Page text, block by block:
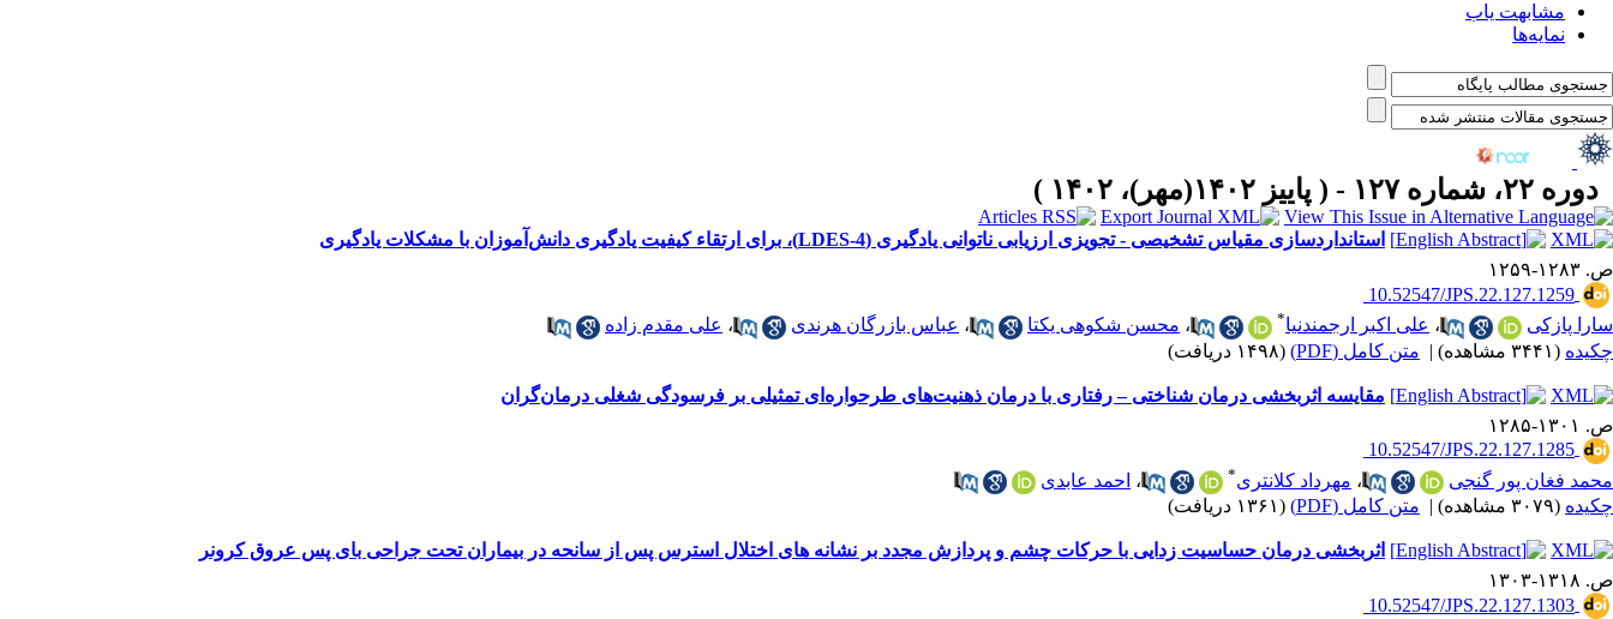
مشابهت یاب
نمایه‌ها
دوره ۲۲، شماره ۱۲۷ - ( پاییز ۱۴۰۲(مهر)، ۱۴۰۲ )
استانداردسازی مقیاس تشخیصی - تجویزی ارزیابی ناتوانی یادگیری (LDES-4)، برای ارتقاء کیفیت یادگیری دانش‌آموزان با مشکلات یادگیری
ص. ۱۲۸۳-۱۲۵۹
‎ 10.52547/JPS.22.127.1259
سارا پازکی
، علی اکبر ارجمندنیا* ، محسن شکوهی یکتا ، عباس بازرگان هرندی ، علی مقدم زاده
چکیده (۳۴۴۱ مشاهده) | متن کامل (PDF) (۱۴۹۸ دریافت)
مقایسه اثربخشی درمان شناختی – رفتاری با درمان ذهنیت‌های طرحواره‌ای تمثیلی بر فرسودگی شغلی درمان‌گران
ص. ۱۳۰۱-۱۲۸۵
‎ 10.52547/JPS.22.127.1285
محمد فغان پور گنجی
، مهرداد کلانتری* ، احمد عابدی
چکیده (۳۰۷۹ مشاهده) | متن کامل (PDF) (۱۳۶۱ دریافت)
اثربخشی درمان حساسیت زدایی با حرکات چشم و پردازش مجدد بر نشانه های اختلال استرس پس از سانحه در بیماران تحت جراحی بای پس عروق کرونر
ص. ۱۳۱۸-۱۳۰۳
‎ 10.52547/JPS.22.127.1303